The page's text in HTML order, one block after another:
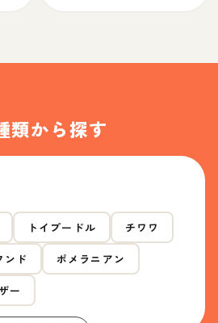
類から探す
トイプードル チワワ
ンド ポメラニアン
ー